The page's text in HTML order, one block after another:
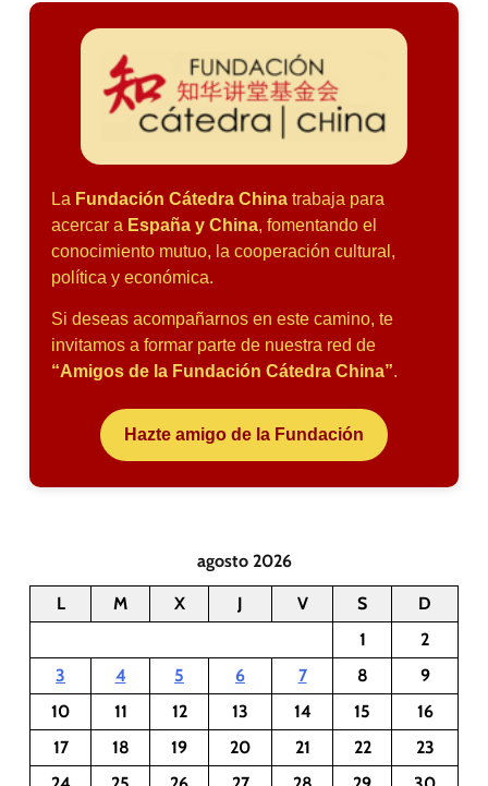
La Fundación Cátedra China trabaja para
acercar a España y China, fomentando el
conocimiento mutuo, la cooperación cultural,
política y económica.
Si deseas acompañarnos en este camino, te
invitamos a formar parte de nuestra red de
“Amigos de la Fundación Cátedra China”.
Hazte amigo de la Fundación
agosto 2026
L M X J V S
D
1
2
3
4 5 6 7 8
9
10
11 12 13 14 15
16
17
18 19 20 21 22
23